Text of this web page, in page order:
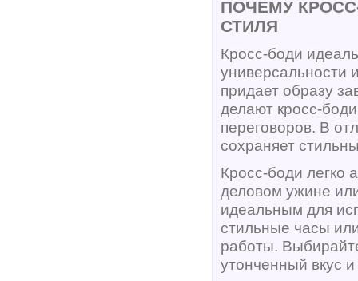
ПОЧЕМУ
СТИЛЯ
Кросс-боди
универсальности
придает образу
делают кросс-
переговоров. В
сохраняет
Кросс-боди легко
деловом ужине
идеальным для
стильные часы
работы.
утонченный вкус